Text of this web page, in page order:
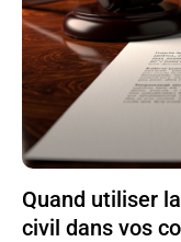
Quand utiliser
civil dans vos